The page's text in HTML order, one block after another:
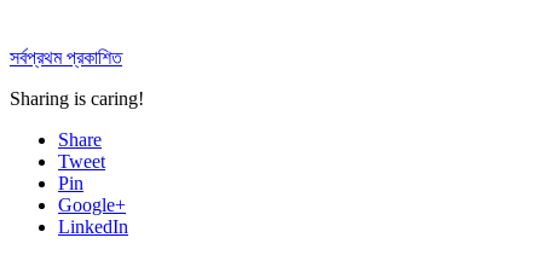
সর্বপ্রথম প্রকাশিত
Sharing is caring!
Share
Tweet
Pin
Google+
LinkedIn